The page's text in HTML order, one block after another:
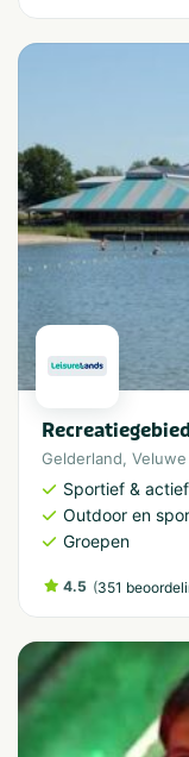
Gelderland, Veluwe
Sportief & actief
Outdoor en
Groepen
4.5 (351